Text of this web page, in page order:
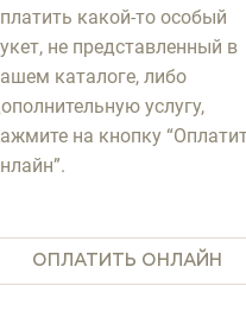
какой-то особый
не представленный в
каталоге, либо
услугу,
на кнопку
ОПЛАТИТЬ ОНЛАЙН